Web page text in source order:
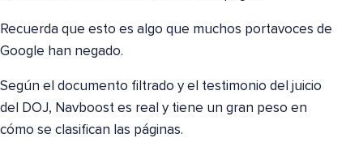
Recuerda que esto es algo que muchos portavoces de
Google han negado.
Según el documento filtrado y el testimonio del juicio
del DOJ, Navboost es real y tiene un gran peso en
cómo se clasifican las páginas.